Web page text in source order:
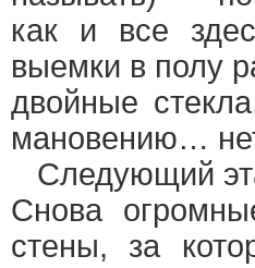
как и все
выемки в полу
двойные
мановению…
Следующий
Снова
стены, за